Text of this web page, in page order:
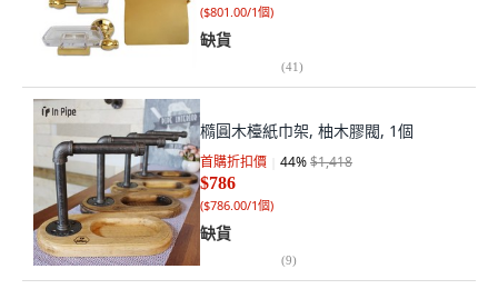
($801.00/1個)
缺貨
(41)
橢圓木檯紙巾架, 柚木膠閥, 1個
首購折扣價 44%$1,418
$786
($786.00/1個)
缺貨
(9)